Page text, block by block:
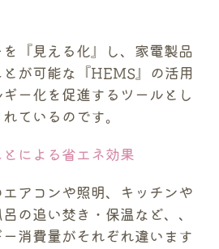
『見える化』し、家電製品
が可能な『HEMS』の活用
ー化を促進するツールとし
ているのです。
とによる省エネ効果
アコンや照明、キッチンや
の追い焚き・保温など、、
消費量がそれぞれ違います